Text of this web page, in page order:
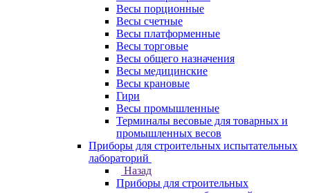
Весы порционные
Весы счетные
Весы платформенные
Весы торговые
Весы общего назначения
Весы медицинские
Весы крановые
Гири
Весы промышленные
Терминалы весовые для товарных и
промышленных весов
Приборы для строительных испытательных
лабораторий
Назад
Приборы для строительных